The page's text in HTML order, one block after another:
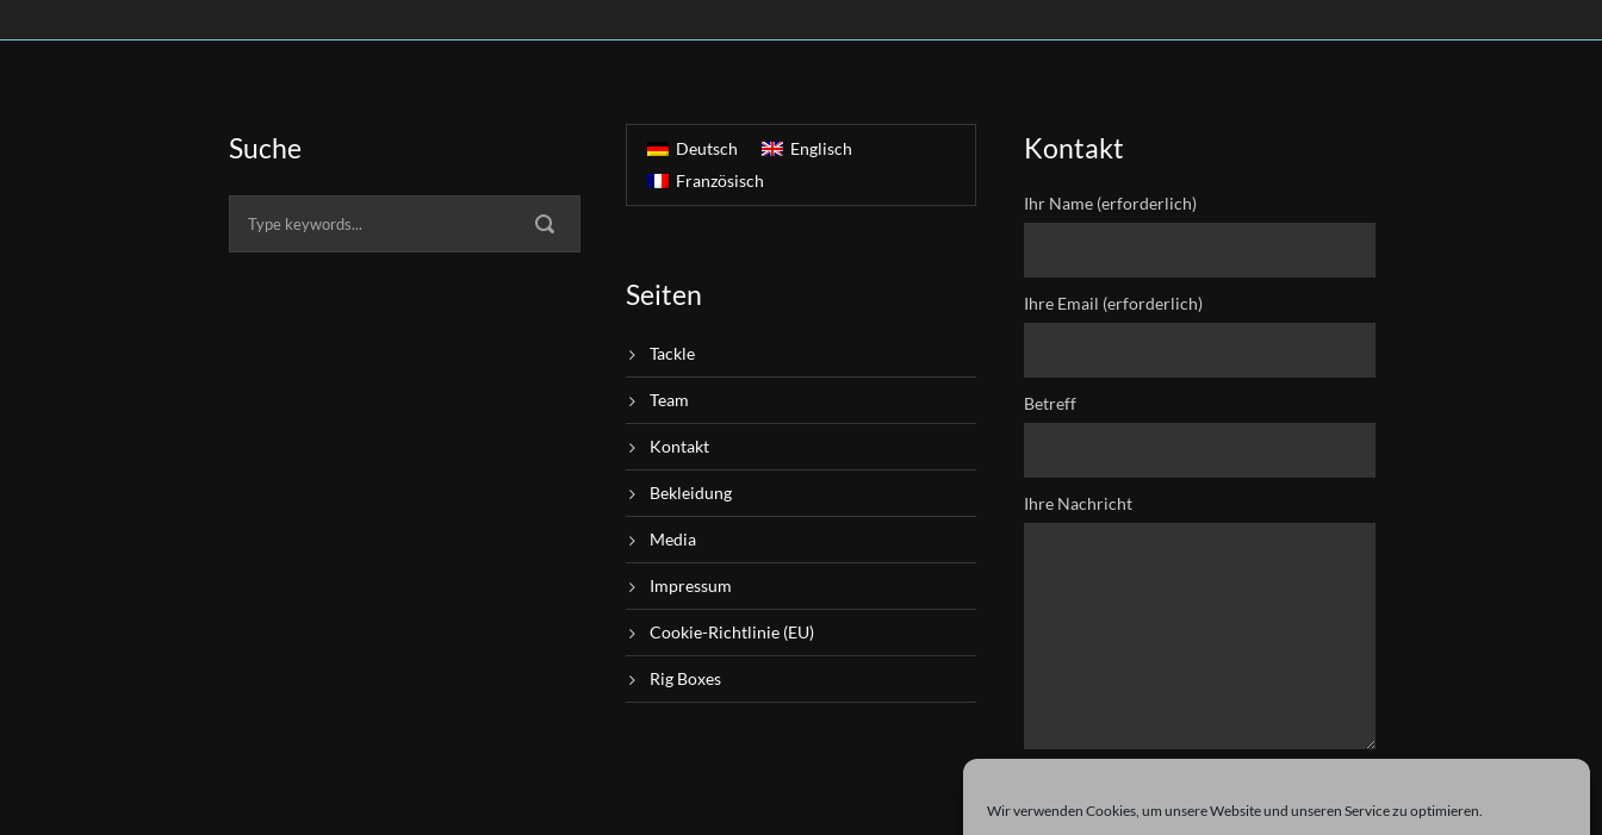
Wir verwenden Cookies, um unsere Website und unseren Service zu optimieren.
Suche Deutsch
Englisch
Französisch
Seiten
Tackle
Team
Kontakt
Bekleidung
Media
Impressum
Cookie-Richtlinie (EU)
Rig Boxes
Kontakt
Ihr Name (erforderlich)
Ihre Email (erforderlich)
Betreff
Ihre Nachricht